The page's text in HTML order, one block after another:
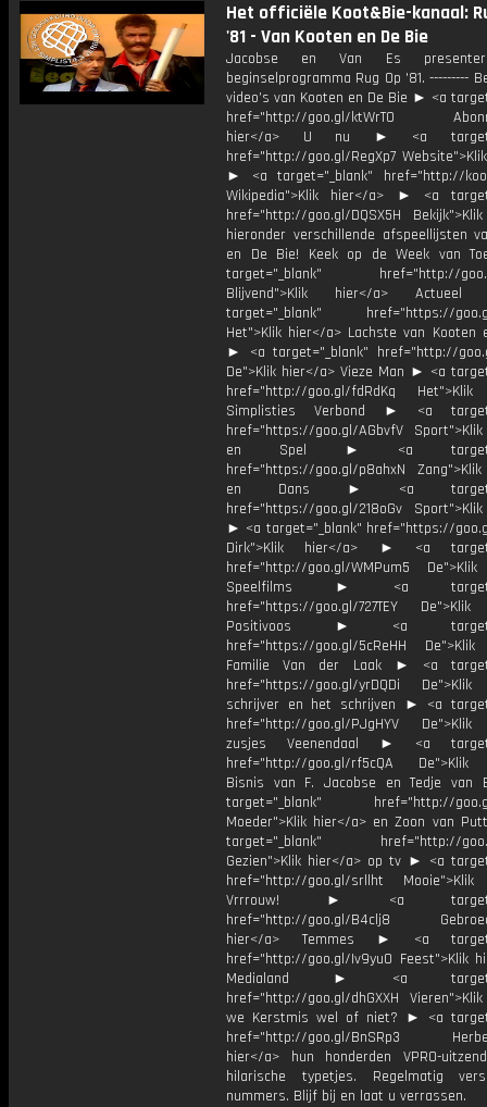
Het officiële Koot&Bie-kanaal:
'81 - Van Kooten en De Bie
Jacobse en Van Es
beginselprogramma Rug Op '81. ---------
video’s van Kooten en De Bie ► <a
href="http://goo.gl/ktWrT0
hier</a> U nu ► <a
href="http://goo.gl/RegXp7
► <a target="_blank" href="http://
Wikipedia">Klik hier</a> ► <a
href="http://goo.gl/DQSX5H
hieronder verschillende afspeellijsten
en De Bie! Keek op de Week van
target="_blank" href="http://
Blijvend">Klik hier</a>
target="_blank" href="https://
Het">Klik hier</a> Lachste van Kooten
► <a target="_blank" href="http://
De">Klik hier</a> Vieze Man ► <a
href="http://goo.gl/fdRdKq
Simplisties Verbond ► <a
href="https://goo.gl/AGbvfV
en Spel ► <a
href="https://goo.gl/p8ahxN
en Dans ► <a
href="https://goo.gl/218oGv
► <a target="_blank" href="https://
Dirk">Klik hier</a> ► <a
href="http://goo.gl/WMPum5
Speelfilms ► <a
href="https://goo.gl/727TEY
Positivoos ► <a
href="https://goo.gl/5cReHH
Familie Van der Laak ► <a
href="https://goo.gl/yrDQDi
schrijver en het schrijven ► <a
href="http://goo.gl/PJgHYV
zusjes Veenendaal ► <a
href="http://goo.gl/rf5cQA De">Klik
Bisnis van F. Jacobse en Tedje
target="_blank" href="http://goo.gl/
Moeder">Klik hier</a> en Zoon van
target="_blank" href="http://
Gezien">Klik hier</a> op tv ► <a
href="http://goo.gl/srllht
Vrrrouw! ► <a
href="http://goo.gl/B4clj8
hier</a> Temmes ► <a
href="http://goo.gl/Iv9yu0 Feest">Klik
Medialand ► <a
href="http://goo.gl/dhGXXH
we Kerstmis wel of niet? ► <a
href="http://goo.gl/BnSRp3
hier</a> hun honderden VPRO-
hilarische typetjes. Regelmatig
nummers. Blijf bij en laat u verrassen.